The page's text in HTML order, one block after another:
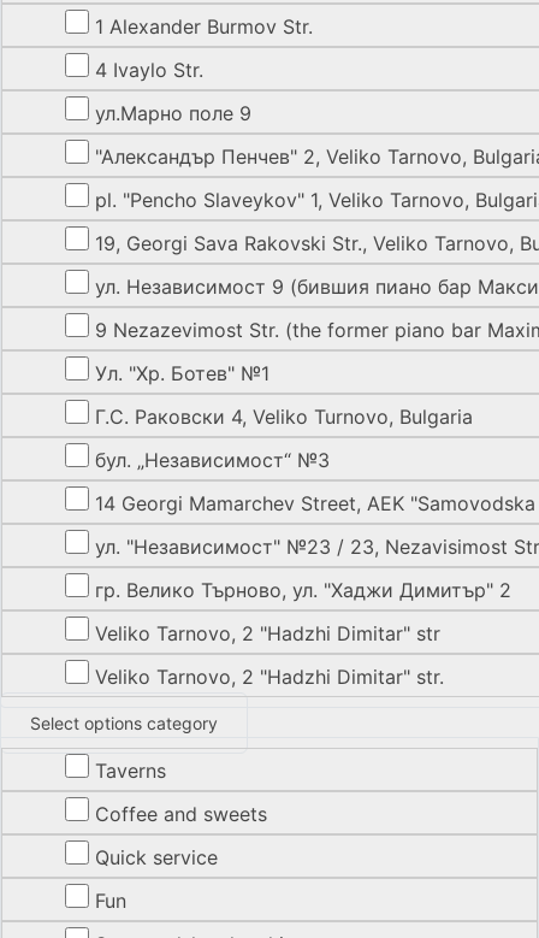
1 Alexander Burmov Str.
4 Ivaylo Str.
ул.Марно поле 9
"Александър Пенчев" 2, Veliko Tarnovo,
pl. "Pencho Slaveykov" 1, Veliko Tarnovo,
19, Georgi Sava Rakovski Str., Veliko Tarnovo,
ул. Независимост 9 (бившия пиано бар
9 Nezazevimost Str. (the former piano bar
Ул. "Хр. Ботев" №1
Г.С. Раковски 4, Veliko Turnovo, Bulgaria
бул. „Независимост“ №3
14 Georgi Mamarchev Street, AEK
ул. "Независимост" №23 / 23, Nezavisimost
гр. Велико Търново, ул. "Хаджи Димитър" 2
Veliko Tarnovo, 2 "Hadzhi Dimitar" str
Veliko Tarnovo, 2 "Hadzhi Dimitar" str.
Select options category
Taverns
Coffee and sweets
Quick service
Fun